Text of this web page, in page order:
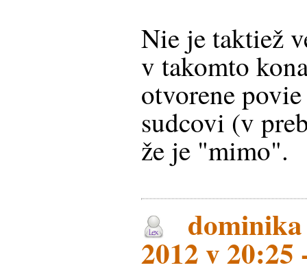
Nie je taktiež
v takomto
otvorene
sudcovi (v
že je "mimo".
dominika
2012 v